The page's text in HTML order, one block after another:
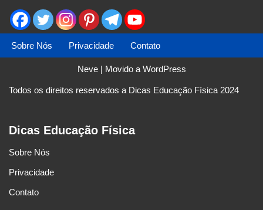
Sobre Nós Privacidade Contato
Neve| Movido a WordPress
Todos os direitos reservados a Dicas Educação Física 2024
Dicas Educação Física
Sobre Nós
Privacidade
Contato